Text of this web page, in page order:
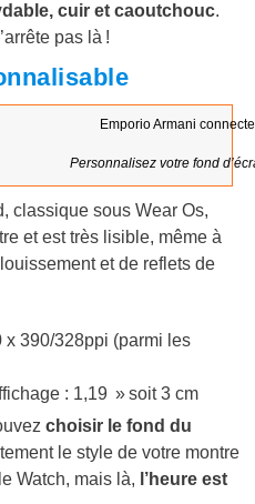
cuir et caoutchouc.
pas là !
Personnalisez votre fond
classique sous Wear Os,
et est très lisible, même à
et de reflets de
x 390/328ppi (parmi les
: 1,19 » soit 3 cm
choisir le fond du
le style de votre montre
Watch, mais là, l’heure est